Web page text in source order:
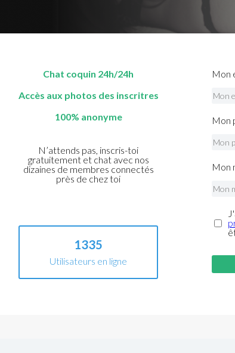
Chat coquin 24h/24h
Accès aux photos des inscritres
100% anonyme
N’attends pas, inscris-toi
gratuitement et chat avec nos
dizaines de membres connectés
près de chez toi
1335
Utilisateurs en ligne
Mon
Mon
Mon